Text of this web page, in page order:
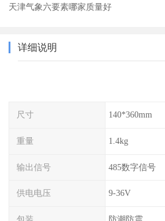
天津气象六要素哪家质量好
详细说明
尺寸 140*360mm
重量 1.4kg
输出信号 485数字信号
供电电压 9-36V